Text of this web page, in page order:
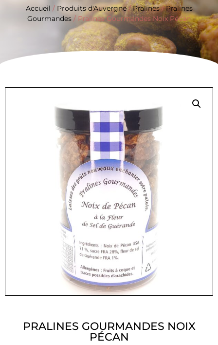
Accueil / Produits d'Auvergne/Pralines/Pralines
Gourmandes / Pralines Gourmandes Noix Pécan
PRALINES GOURMANDES NOIX
PÉCAN